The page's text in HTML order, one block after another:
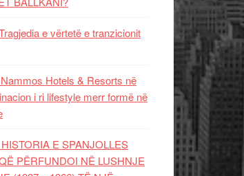
e vërtetë e tranzicionit
Hotels & Resorts në
i ri lifestyle merr formë në
E SPANJOLLES
PËRFUNDOI NË LUSHNJE